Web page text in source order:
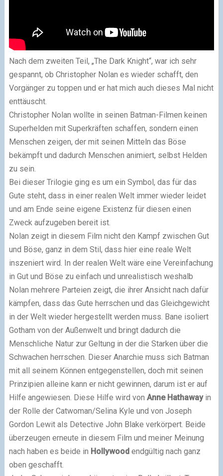
Nach dem zweiten Teil, „The Dark Knight“, war ich sehr
gespannt, ob Christopher Nolan es wieder schafft, den
Vorgänger zu toppen und er hat mich auch dieses Mal nicht
enttäuscht.
Christopher Nolan wollte in seinen Batman-Filmen keinen
Superhelden mit Superkräften schaffen, sondern einen
Menschen zeigen, der mit seinen Mitteln das Böse
bekämpft und dadurch Menschen animiert, selbst Helden
zu sein.
Bei dieser Trilogie ging es um ein Symbol, das für das
Gute steht, dass in einer realen Welt immer wieder leidet
und am Ende seine eigene Existenz für diesen einen
Zweck aufzugeben bereit ist.
Nolan zeigt in diesem Film nicht den Kampf zwischen Gut
und Böse, ganz in dem Stil, dass hier eine reale Welt
inszeniert wird. In der realen Welt wäre eine Vereinfachung
in Gut und Böse zu einfach und unrealistisch weshalb
Nolan mehrere Parteien zeigt, die ihrer Ansicht nach dafür
kämpfen, dass das Gute herrschen und das Gleichgewicht
in der Welt wieder hergestellt werden muss. Bane isoliert
Gotham von der Außenwelt und bringt dadurch die
Menschliche Natur zur Geltung in der die Starken über die
Schwachen herrschen. Dieser Anarchie muss sich Batman
mit all seinem Können entgegenstellen, doch mit seinen
Prinzipien alleine kann er nicht gewinnen, darum ist er auf
Hilfe angewiesen. Diese Hilfe wird von Anne Hathawayin
der Rolle der Catwoman/Selina Kyle und von Joseph
Gordon Lewit als Detective John Blake verkörpert. Beide
überzeugen erneute in diesem Film und meiner Meinung
nach haben es beide in Hollywoodendgültig nach ganz
oben geschafft.